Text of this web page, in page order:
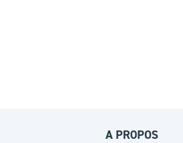
A PROPOS